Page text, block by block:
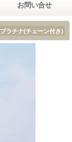
お問い合せ
プラチナ(チェーン付き)